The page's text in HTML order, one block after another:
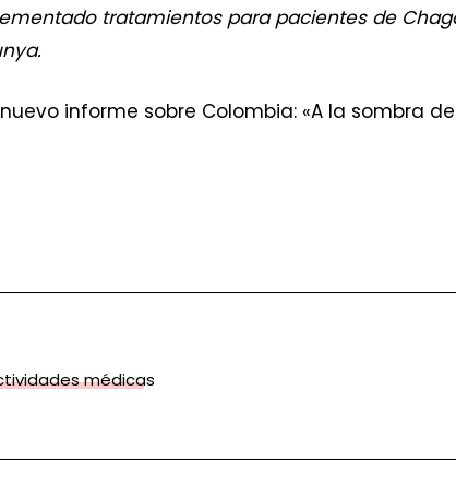
tratamientos para pacientes de
informe sobre Colombia: «A la sombra
médicas